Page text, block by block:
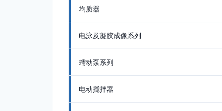
均质器
电泳及凝胶成像系列
蠕动泵系列
电动搅拌器